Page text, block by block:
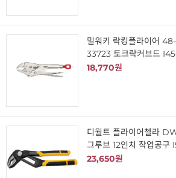
밀워키 락킹플라이어
33723 토크락커브드
18,770원
디월트 플라이어첼라
그루브 12인치 작업공구
23,650원